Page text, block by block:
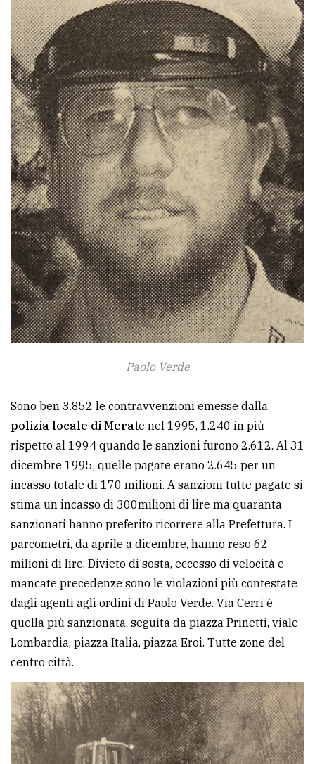
Paolo Verde
Sono ben 3.852 le contravvenzioni emesse dalla
polizia locale di Merate nel 1995, 1.240 in più
rispetto al 1994 quando le sanzioni furono 2.612. Al 31
dicembre 1995, quelle pagate erano 2.645 per un
incasso totale di 170 milioni. A sanzioni tutte pagate si
stima un incasso di 300milioni di lire ma quaranta
sanzionati hanno preferito ricorrere alla Prefettura. I
parcometri, da aprile a dicembre, hanno reso 62
milioni di lire. Divieto di sosta, eccesso di velocità e
mancate precedenze sono le violazioni più contestate
dagli agenti agli ordini di Paolo Verde. Via Cerri è
quella più sanzionata, seguita da piazza Prinetti, viale
Lombardia, piazza Italia, piazza Eroi. Tutte zone del
centro città.